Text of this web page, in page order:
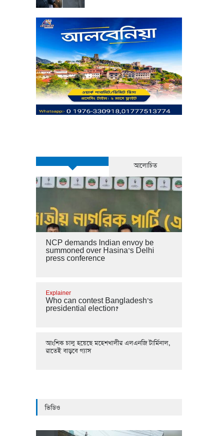
মারা গেছেন ‘গজনি’ খ্যাত অভিনেতা
প্রদীপ রাওয়াত
NCP demands Indian
envoy be summoned
over Hasina’s Delhi
press conference
আলোচিত
NCP demands Indian envoy be
summoned over Hasina’s Delhi
press conference
Explainer
Who can contest Bangladesh’s
presidential election?
আংশিক চালু হয়েছে মহেশখালীর এলএনজি টার্মিনাল,
রাতেই বাড়বে গ্যাস
ভিডিও